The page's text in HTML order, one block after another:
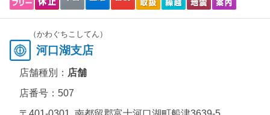
（かわぐちこしてん）
河口湖支店
店舗種別： 店舗
店番号：507